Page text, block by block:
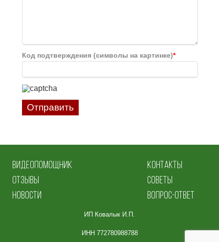
Код подтверждения (символы на картинке)*
Отправить
ВИДЕОПОМОЩНИК
ОТЗЫВЫ
НОВОСТИ
КОНТАКТЫ
СОВЕТЫ
ВОПРОС-ОТВЕТ
ИП Ковалык И.П.
ИНН 772780988788